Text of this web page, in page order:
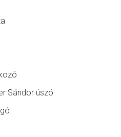
Sándor úszó